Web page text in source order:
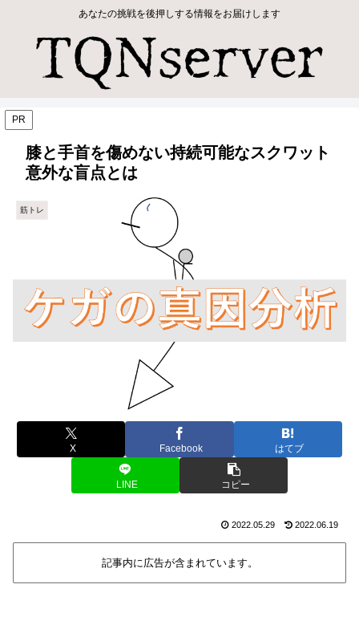
あなたの挑戦を後押しする情報をお届けします
PR
膝と手首を傷めない持続可能なスクワット
意外な盲点とは
筋トレ
X Facebook はてブ
LINE コピー
2022.05.29 2022.06.19
記事内に広告が含まれています。